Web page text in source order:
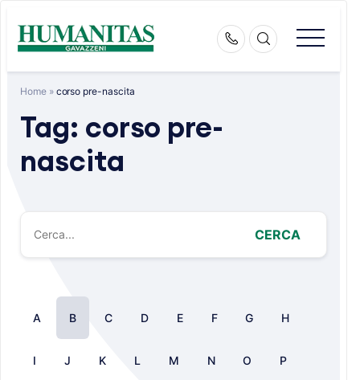
content
Home» corso pre-nascita
Tag: corso pre-
nascita
CERCA
A B C D E F G H
I J K L M N O P